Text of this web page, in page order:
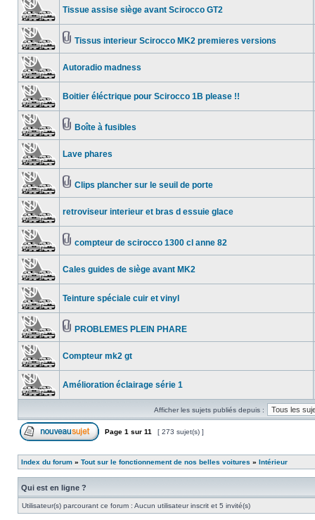
Tissue assise siège avant Scirocco GT2
Tissus interieur Scirocco MK2 premieres versions
Autoradio madness
Boitier éléctrique pour Scirocco 1B please !!
Boîte à fusibles
Lave phares
Clips plancher sur le seuil de porte
retroviseur interieur et bras d essuie glace
compteur de scirocco 1300 cl anne 82
Cales guides de siège avant MK2
Teinture spéciale cuir et vinyl
PROBLEMES PLEIN PHARE
Compteur mk2 gt
Amélioration éclairage série 1
Afficher les sujets publiés depuis :
Page 1 sur 11 [ 273 sujet(s) ]
Index du forum » Tout sur le fonctionnement de nos belles voitures » Intérieur
Qui est en ligne ?
Utilisateur(s) parcourant ce forum : Aucun utilisateur inscrit et 5 invité(s)